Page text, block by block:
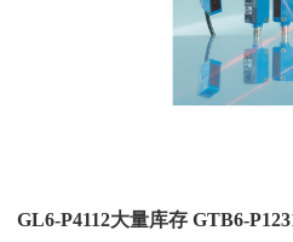
GL6-P4112大量库存 GTB6-